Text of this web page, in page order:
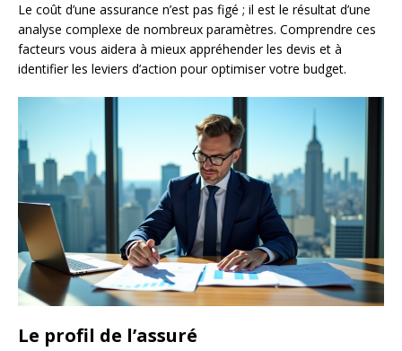
Le coût d’une assurance n’est pas figé ; il est le résultat d’une
analyse complexe de nombreux paramètres. Comprendre ces
facteurs vous aidera à mieux appréhender les devis et à
identifier les leviers d’action pour optimiser votre budget.
Le profil de l’assuré